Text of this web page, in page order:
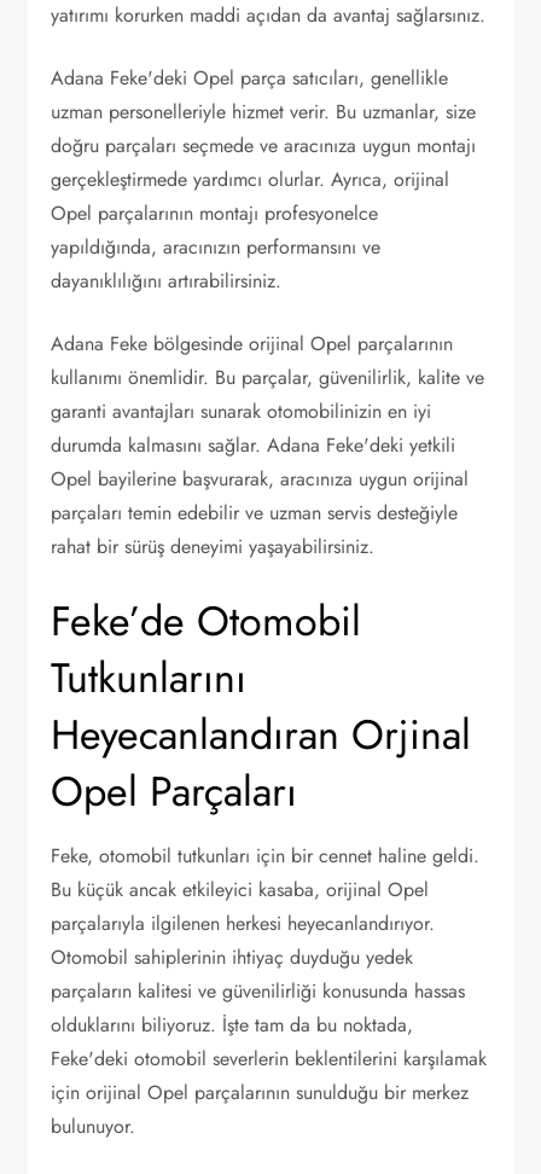
yatırımı korurken maddi açıdan da avantaj sağlarsınız.
Adana Feke'deki Opel parça satıcıları, genellikle
uzman personelleriyle hizmet verir. Bu uzmanlar, size
doğru parçaları seçmede ve aracınıza uygun montajı
gerçekleştirmede yardımcı olurlar. Ayrıca, orijinal
Opel parçalarının montajı profesyonelce
yapıldığında, aracınızın performansını ve
dayanıklılığını artırabilirsiniz.
Adana Feke bölgesinde orijinal Opel parçalarının
kullanımı önemlidir. Bu parçalar, güvenilirlik, kalite ve
garanti avantajları sunarak otomobilinizin en iyi
durumda kalmasını sağlar. Adana Feke'deki yetkili
Opel bayilerine başvurarak, aracınıza uygun orijinal
parçaları temin edebilir ve uzman servis desteğiyle
rahat bir sürüş deneyimi yaşayabilirsiniz.
Feke’de Otomobil
Tutkunlarını
Heyecanlandıran Orjinal
Opel Parçaları
Feke, otomobil tutkunları için bir cennet haline geldi.
Bu küçük ancak etkileyici kasaba, orijinal Opel
parçalarıyla ilgilenen herkesi heyecanlandırıyor.
Otomobil sahiplerinin ihtiyaç duyduğu yedek
parçaların kalitesi ve güvenilirliği konusunda hassas
olduklarını biliyoruz. İşte tam da bu noktada,
Feke'deki otomobil severlerin beklentilerini karşılamak
için orijinal Opel parçalarının sunulduğu bir merkez
bulunuyor.